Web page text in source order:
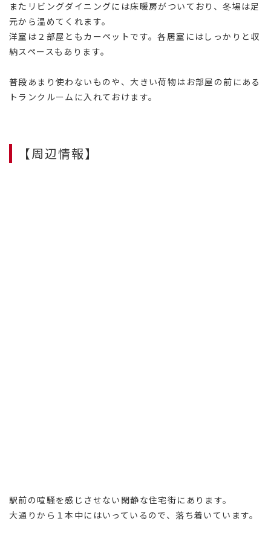
またリビングダイニングには床暖房がついており、冬場は足
元から温めてくれます。
洋室は２部屋ともカーペットです。各居室にはしっかりと収
納スペースもあります。
普段あまり使わないものや、大きい荷物はお部屋の前にある
トランクルームに入れておけます。
【周辺情報】
駅前の喧騒を感じさせない閑静な住宅街にあります。
大通りから１本中にはいっているので、落ち着いています。